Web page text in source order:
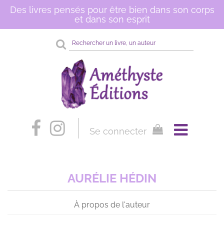
Des livres pensés pour être bien dans son corps
et dans son esprit
Rechercher
sur
site
Se connecter
AURÉLIE HÉDIN
À propos de l'auteur